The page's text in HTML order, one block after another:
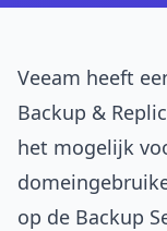
Veeam heeft
Backup &
het mogelijk
op de Backup